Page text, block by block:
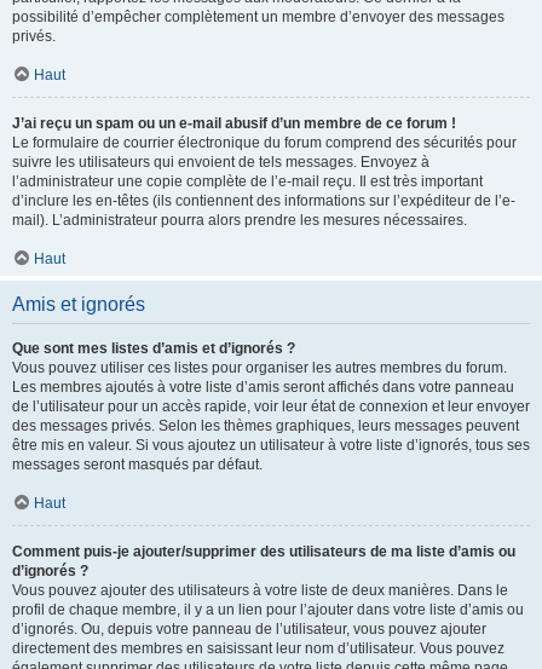
possibilité d’empêcher complètement un membre d’envoyer des messages
privés.
Haut
J’ai reçu un spam ou un e-mail abusif d’un membre de ce forum !
Le formulaire de courrier électronique du forum comprend des sécurités pour
suivre les utilisateurs qui envoient de tels messages. Envoyez à
l’administrateur une copie complète de l’e-mail reçu. Il est très important
d’inclure les en-têtes (ils contiennent des informations sur l’expéditeur de l’e-
mail). L’administrateur pourra alors prendre les mesures nécessaires.
Haut
Amis et ignorés
Que sont mes listes d’amis et d’ignorés ?
Vous pouvez utiliser ces listes pour organiser les autres membres du forum.
Les membres ajoutés à votre liste d’amis seront affichés dans votre panneau
de l’utilisateur pour un accès rapide, voir leur état de connexion et leur envoyer
des messages privés. Selon les thèmes graphiques, leurs messages peuvent
être mis en valeur. Si vous ajoutez un utilisateur à votre liste d’ignorés, tous ses
messages seront masqués par défaut.
Haut
Comment puis-je ajouter/supprimer des utilisateurs de ma liste d’amis ou
d’ignorés ?
Vous pouvez ajouter des utilisateurs à votre liste de deux manières. Dans le
profil de chaque membre, il y a un lien pour l’ajouter dans votre liste d’amis ou
d’ignorés. Ou, depuis votre panneau de l’utilisateur, vous pouvez ajouter
directement des membres en saisissant leur nom d’utilisateur. Vous pouvez